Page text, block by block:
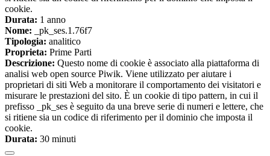
cookie.
Durata: 1 anno
Nome: _pk_ses.1.76f7
Tipologia: analitico
Proprieta: Prime Parti
Descrizione: Questo nome di cookie è associato alla piattaforma di
analisi web open source Piwik. Viene utilizzato per aiutare i
proprietari di siti Web a monitorare il comportamento dei visitatori e
misurare le prestazioni del sito. È un cookie di tipo pattern, in cui il
prefisso _pk_ses è seguito da una breve serie di numeri e lettere, che
si ritiene sia un codice di riferimento per il dominio che imposta il
cookie.
Durata: 30 minuti